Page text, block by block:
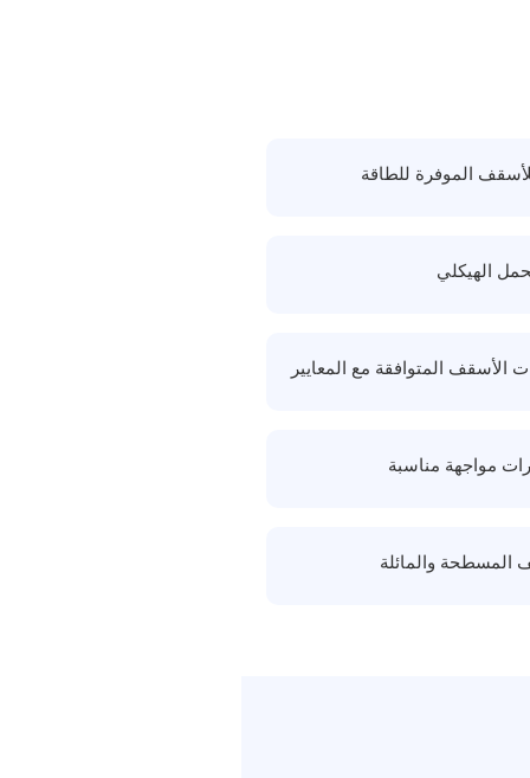
الموفرة للطاقة
الهيكلي
الأسقف المتوافقة مع المعايير
مواجهة مناسبة
المسطحة والمائلة